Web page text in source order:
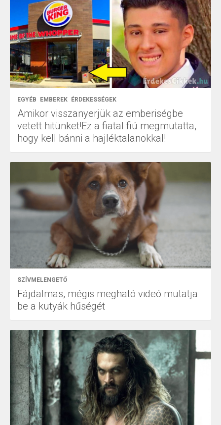
EGYÉB EMBEREK ÉRDEKESSÉGEK
Amikor visszanyerjük az emberiségbe
vetett hitünket!Ez a fiatal fiú megmutatta,
hogy kell bánni a hajléktalanokkal!
SZÍVMELENGETŐ
Fájdalmas, mégis megható videó mutatja
be a kutyák hűségét